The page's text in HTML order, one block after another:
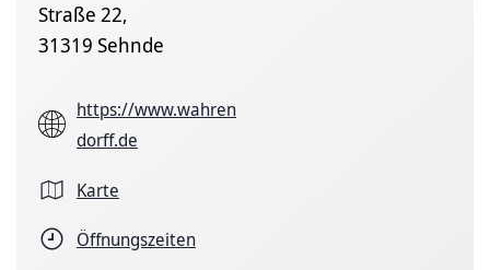
Straße 22,
31319 Sehnde
https://www.wahren
dorff.de
Karte
Öffnungszeiten